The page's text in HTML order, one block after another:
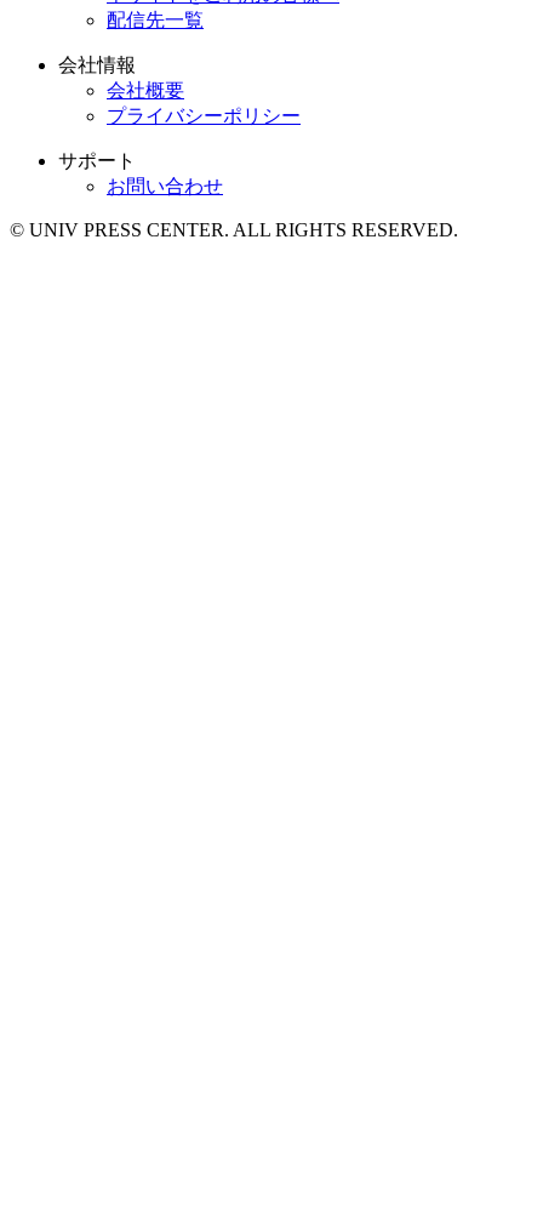
配信先一覧
会社情報
会社概要
プライバシーポリシー
サポート
お問い合わせ
© UNIV PRESS CENTER. ALL RIGHTS RESERVED.